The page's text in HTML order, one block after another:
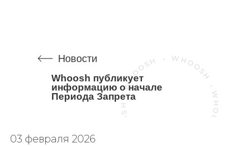
Новости
Whoosh публикует
информацию о начале
Периода Запрета
03 февраля 2026